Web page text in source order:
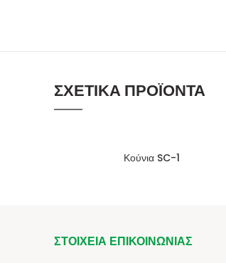
ΣΧΕΤΙΚΆ ΠΡΟΪΌΝΤΑ
Κούνια SC-1
ΣΤΟΙΧΕΊΑ ΕΠΙΚΟΙΝΩΝΊΑΣ